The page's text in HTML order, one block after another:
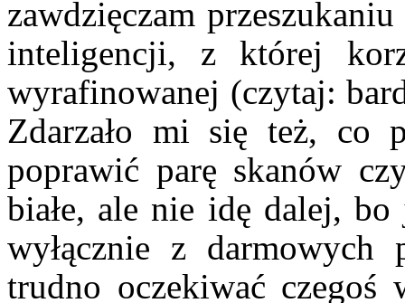
zawdzięczam
inteligencji, z której
wyrafinowanej (czytaj:
Zdarzało mi się też, co
poprawić parę skanów
białe, ale nie idę dalej,
wyłącznie z
trudno oczekiwać czegoś